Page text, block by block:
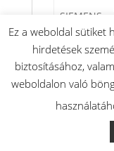
SIEMENS
SIEMENS
SIEMENS
Ez a weboldal sütiket
hirdetések
biztosításához,
weboldalon való